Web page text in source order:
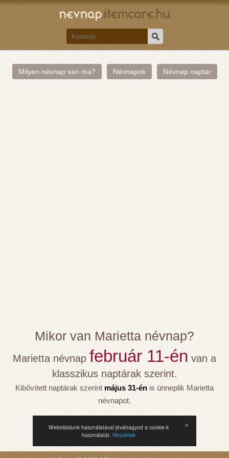
Weboldalunk használatával jóváhagyod a cookie-k
használatát. Részletek
Milyen névnap van ma? Névnapok Névnap naptár
Mikor van Marietta névnap?
Marietta névnap február 11-én van a
klasszikus naptárak szerint.
Kibővített naptárak szerint május 31-én is ünneplik Marietta
névnapot.